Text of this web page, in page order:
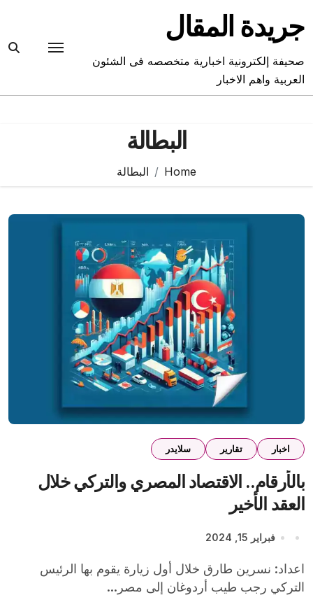
content
جريدة المقال
صحيفة إلكترونية اخبارية متخصصه فى الشئون
العربية واهم الاخبار
البطالة
Home البطالة
اخبار تقارير سلايدر
بالأرقام.. الاقتصاد المصري والتركي خلال
العقد الأخير
فبراير 15, 2024
اعداد: نسرين طارق خلال أول زيارة يقوم بها الرئيس
التركي رجب طيب أردوغان إلى مصر...